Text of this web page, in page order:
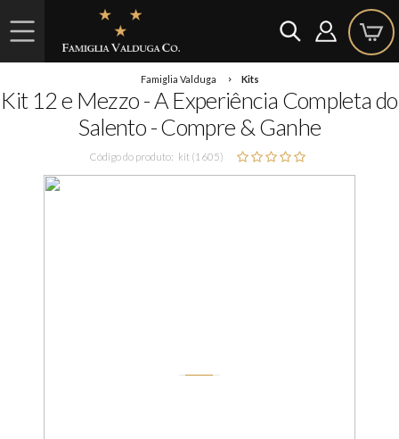
Famiglia Valduga Kits
Kit 12 e Mezzo - A Experiência Completa do
Salento - Compre & Ganhe
Código do produto: kit (1605)